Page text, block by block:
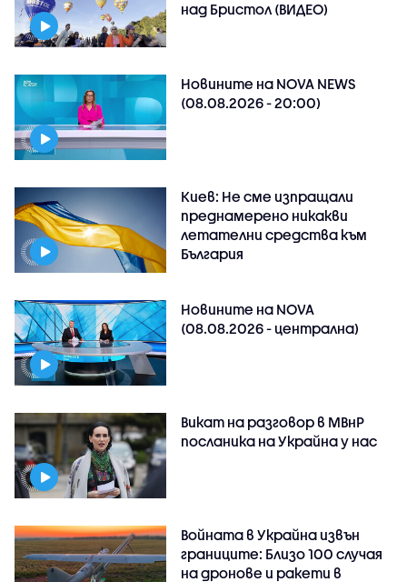
над Бристол (ВИДЕО)
Новините на NOVA NEWS
(08.08.2026 - 20:00)
Киев: Не сме изпращали
преднамерено никакви
летателни средства към
България
Новините на NOVA
(08.08.2026 - централна)
Викат на разговор в МВнР
посланика на Украйна у нас
Войната в Украйна извън
границите: Близо 100 случая
на дронове и ракети в